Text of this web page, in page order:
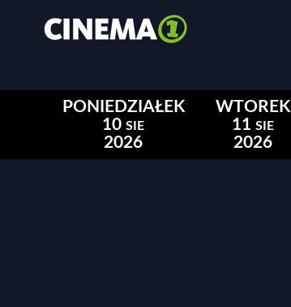
PONIEDZIAŁEK
10 SIE
2026
WTOREK
11 SIE
2026